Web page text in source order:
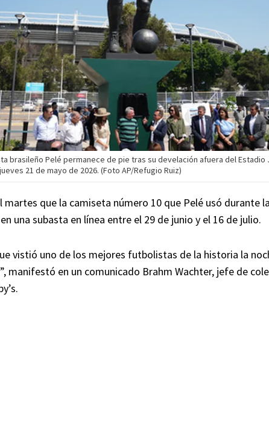
brasileño Pelé permanece de pie tras su develación afuera del Estadio
21 de mayo de 2026. (Foto AP/Refugio Ruiz)
que la camiseta número 10 que Pelé usó durante
una subasta en línea entre el 29 de junio y el 16 de julio.
vistió uno de los mejores futbolistas de la historia la
manifestó en un comunicado Brahm Wachter, jefe de